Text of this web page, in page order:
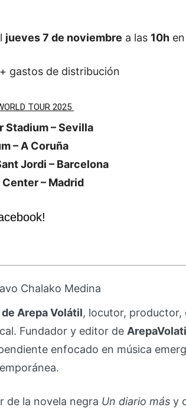
jueves 7 de noviembre a las 10h en
+ gastos de distribución
TOUR 2025
Stadium – Sevilla
– A Coruña
Jordi – Barcelona
– Madrid
Chalako Medina
de Arepa Volátil, locutor,
Fundador y editor de
enfocado en música
de la novela negra Un diario másy